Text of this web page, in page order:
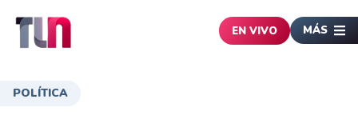
EN VIVO MÁS
POLÍTICA